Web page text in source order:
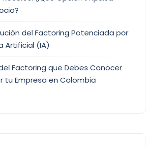
del Factoring Potenciada por
Artificial (IA)
Factoring que Debes Conocer
tu Empresa en Colombia